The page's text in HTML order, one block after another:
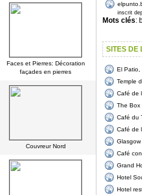
Faces et Pierres: Décoration
façades en pierres
Couvreur Nord
inscrit
Mots clés:
SITES DE
El Patio,
Temple
Café de
The Box
Café du
Café de
Café
Grand
Hotel
Hotel